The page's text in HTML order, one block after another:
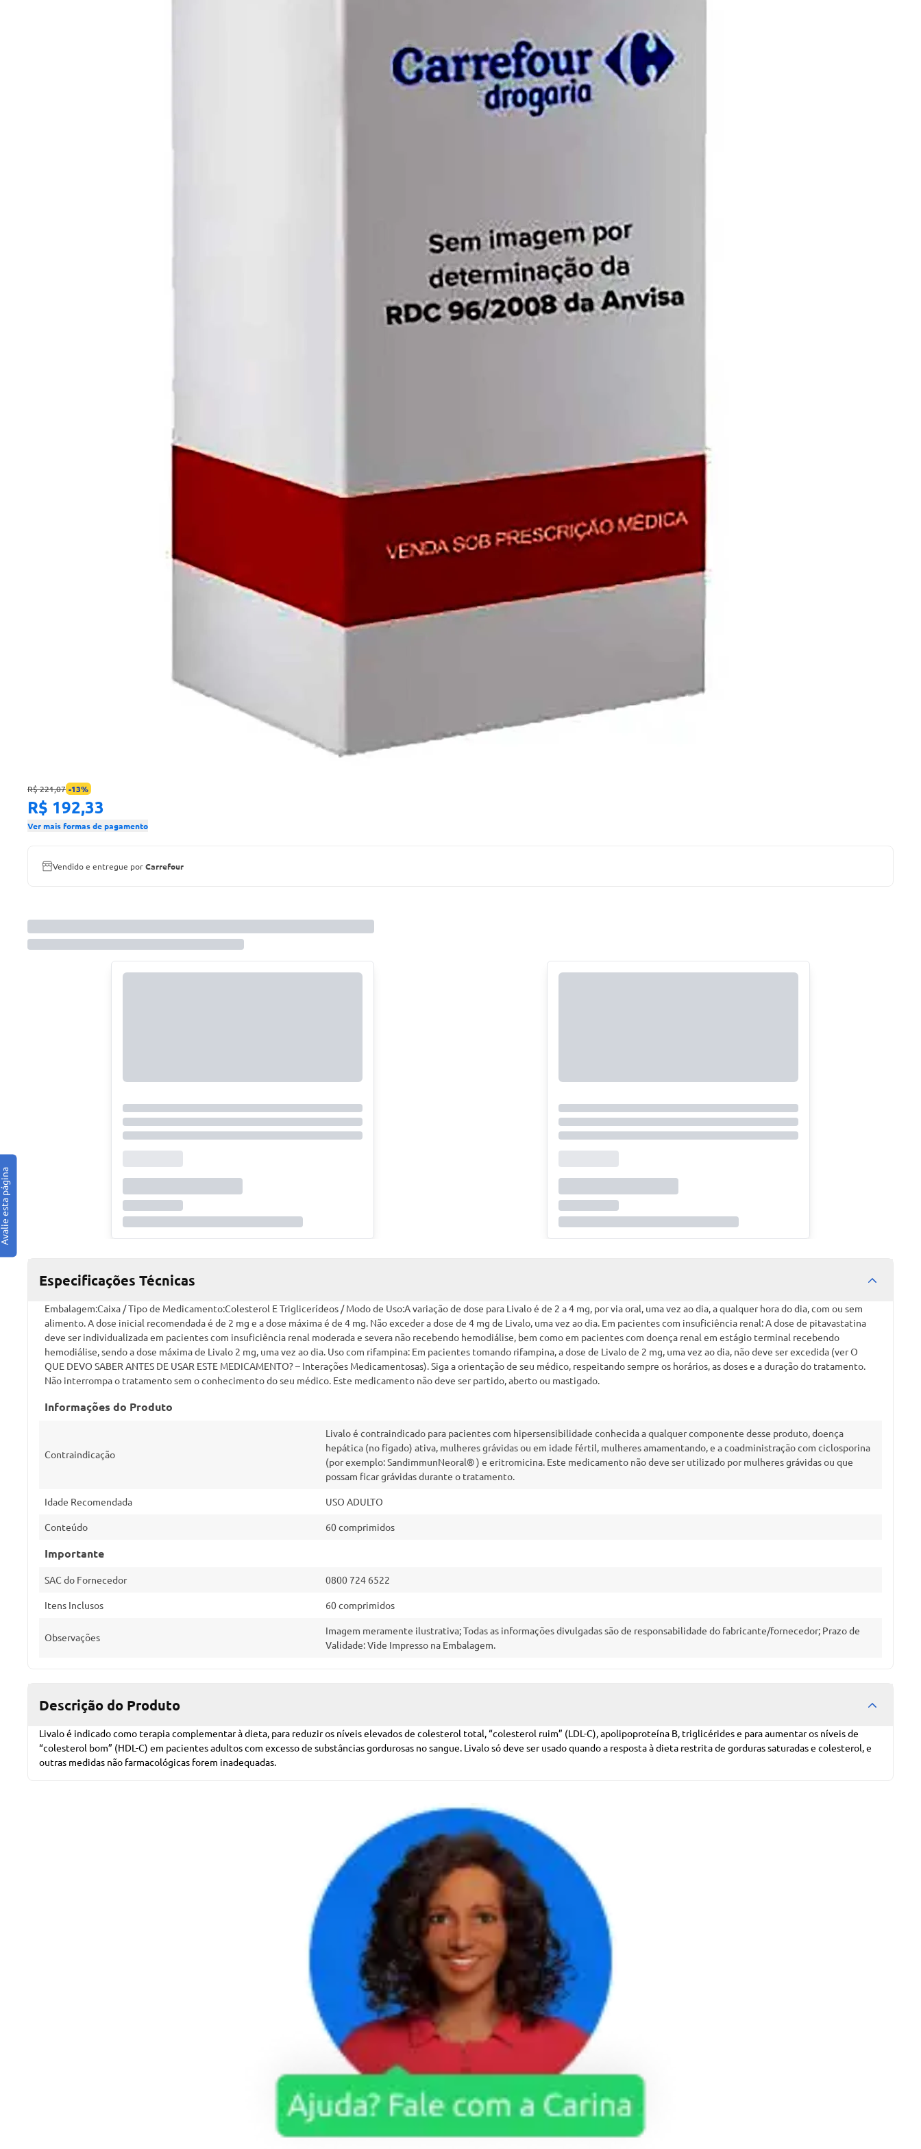
R$ 221,07 -13%
R$ 192,33
Ver mais formas de pagamento
Vendido e entregue porCarrefour
Especificações Técnicas
Embalagem:Caixa / Tipo de Medicamento:Colesterol E Triglicerídeos / Modo de Uso:A variação de dose para Livalo é de 2 a 4 mg, por via oral, uma vez ao dia, a qualquer hora do dia, com ou sem
alimento. A dose inicial recomendada é de 2 mg e a dose máxima é de 4 mg. Não exceder a dose de 4 mg de Livalo, uma vez ao dia. Em pacientes com insuficiência renal: A dose de pitavastatina
deve ser individualizada em pacientes com insuficiência renal moderada e severa não recebendo hemodiálise, bem como em pacientes com doença renal em estágio terminal recebendo
hemodiálise, sendo a dose máxima de Livalo 2 mg, uma vez ao dia. Uso com rifampina: Em pacientes tomando rifampina, a dose de Livalo de 2 mg, uma vez ao dia, não deve ser excedida (ver O
QUE DEVO SABER ANTES DE USAR ESTE MEDICAMENTO? – Interações Medicamentosas). Siga a orientação de seu médico, respeitando sempre os horários, as doses e a duração do tratamento.
Não interrompa o tratamento sem o conhecimento do seu médico. Este medicamento não deve ser partido, aberto ou mastigado.
Informações do Produto
Contraindicação
Livalo é contraindicado para pacientes com hipersensibilidade conhecida a qualquer componente desse produto, doença
hepática (no fígado) ativa, mulheres grávidas ou em idade fértil, mulheres amamentando, e a coadministração com ciclosporina
(por exemplo: SandimmunNeoral® ) e eritromicina. Este medicamento não deve ser utilizado por mulheres grávidas ou que
possam ficar grávidas durante o tratamento.
Idade Recomendada USO ADULTO
Conteúdo 60 comprimidos
Importante
SAC do Fornecedor 0800 724 6522
Itens Inclusos 60 comprimidos
Observações
Imagem meramente ilustrativa; Todas as informações divulgadas são de responsabilidade do fabricante/fornecedor; Prazo de
Validade: Vide Impresso na Embalagem.
Descrição do Produto
Livalo é indicado como terapia complementar à dieta, para reduzir os níveis elevados de colesterol total, “colesterol ruim” (LDL-C), apolipoproteína B, triglicérides e para aumentar os níveis de
“colesterol bom” (HDL-C) em pacientes adultos com excesso de substâncias gordurosas no sangue. Livalo só deve ser usado quando a resposta à dieta restrita de gorduras saturadas e colesterol, e
outras medidas não farmacológicas forem inadequadas.